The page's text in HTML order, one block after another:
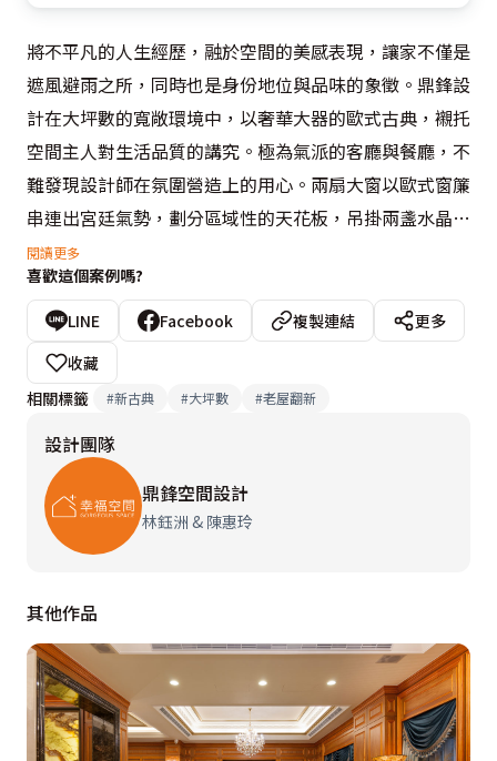
將不平凡的人生經歷，融於空間的美感表現，讓家不僅是
遮風避雨之所，同時也是身份地位與品味的象徵。鼎鋒設
計在大坪數的寬敞環境中，以奢華大器的歐式古典，襯托
空間主人對生活品質的講究。極為氣派的客廳與餐廳，不
難發現設計師在氛圍營造上的用心。兩扇大窗以歐式窗簾
串連出宮廷氣勢，劃分區域性的天花板，吊掛兩盞水晶燈
璀璨照映，更彰顯公共區域的奢華意象。
設想周全的傢俱配置，皆考慮好客主人的需求，餐廳使用
十二人大圓桌，讓屋主在家就能得體地宴請重要客戶，不
失待客禮儀。四間臥房則反應出家庭成員的個性與想法，
與原始質樸感，在風格與機能都盡數滿足居住者的想望，
展現客製化的設計堅持。
閱讀更多
喜歡這個案例嗎?
LINE Facebook 複製連結
更多
收藏
相關標籤
#新古典 #大坪數 #老屋翻新
設計團隊
鼎鋒空間設計
林鈺洲 & 陳惠玲
其他作品